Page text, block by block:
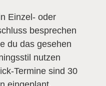
Einzel- oder
besprechen
du das gesehen
nutzen
Termine sind 30